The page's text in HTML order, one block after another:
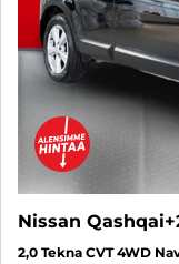
Nissan
2,0 Tekna CVT 4WD